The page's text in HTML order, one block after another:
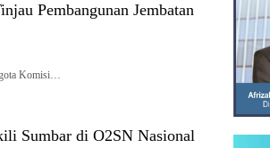
Pembangunan Jembatan
Komisi…
Sumbar di O2SN Nasional